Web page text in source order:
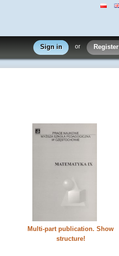
Sign in or Register
Multi-part publication. Show
structure!